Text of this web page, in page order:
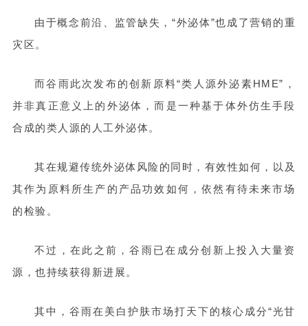
由于概念前沿、监管缺失，“外泌体”也成了营销的重
灾区。
而谷雨此次发布的创新原料“类人源外泌素HME”，
并非真正意义上的外泌体，而是一种基于体外仿生手段
合成的类人源的人工外泌体。
其在规避传统外泌体风险的同时，有效性如何，以及
其作为原料所生产的产品功效如何，依然有待未来市场
的检验。
不过，在此之前，谷雨已在成分创新上投入大量资
源，也持续获得新进展。
其中，谷雨在美白护肤市场打天下的核心成分“光甘